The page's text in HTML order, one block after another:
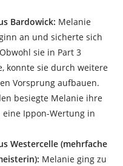
Bardowick: Melanie
an und sicherte sich
sie in Part 3
konnte sie durch weitere
Vorsprung aufbauen.
besiegte Melanie ihre
Ippon-Wertung in
Westercelle (mehrfache
Melanie ging zu